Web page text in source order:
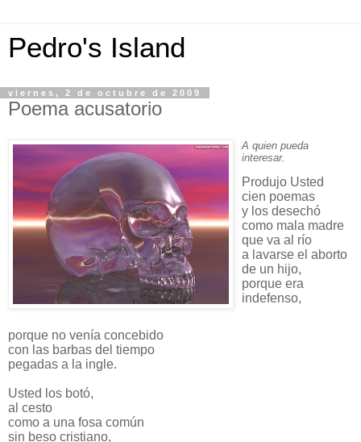
Pedro's Island
viernes, 2 de octubre de 2009
Poema acusatorio
A quien pueda
interesar.
Produjo Usted
cien poemas
y los desechó
como mala madre
que va al río
a lavarse el aborto
de un hijo,
porque era
indefenso,
porque no venía concebido
con las barbas del tiempo
pegadas a la ingle.
Usted los botó,
al cesto
como a una fosa común
sin beso cristiano,